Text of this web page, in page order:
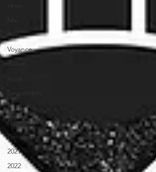
Juin
Voyance
Octobre
Novembre
Décembre
2021
2022